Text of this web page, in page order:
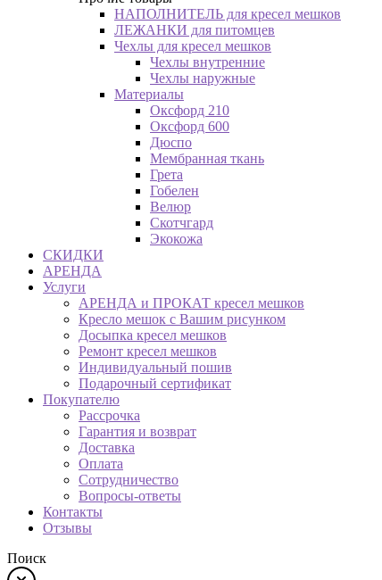
НАПОЛНИТЕЛЬ для кресел мешков
ЛЕЖАНКИ для питомцев
Чехлы для кресел мешков
Чехлы внутренние
Чехлы наружные
Материалы
Оксфорд 210
Оксфорд 600
Дюспо
Мембранная ткань
Грета
Гобелен
Велюр
Скотчгард
Экокожа
СКИДКИ
АРЕНДА
Услуги
АРЕНДА и ПРОКАТ кресел мешков
Кресло мешок с Вашим рисунком
Досыпка кресел мешков
Ремонт кресел мешков
Индивидуальный пошив
Подарочный сертификат
Покупателю
Рассрочка
Гарантия и возврат
Доставка
Оплата
Сотрудничество
Вопросы-ответы
Контакты
Отзывы
Поиск